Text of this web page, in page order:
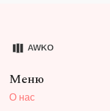
Меню
О нас